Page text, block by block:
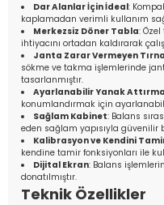
Dar Alanlar İçin İdeal:
kaplamadan verimli kullanım
Merkezsiz Döner Tabla:
ihtiyacını ortadan kaldırarak
Janta Zarar Vermeyen
sökme ve takma işlemlerinde
tasarlanmıştır.
Ayarlanabilir Yanak
konumlandırmak için
Sağlam Kabinet: Balans
eden sağlam yapısıyla güvenilir
Kalibrasyon ve Kendini
kendine tamir fonksiyonları ile
Dijital Ekran: Balans
donatılmıştır.
Teknik Özellikler